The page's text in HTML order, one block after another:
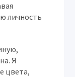
личность
Я
цвета,